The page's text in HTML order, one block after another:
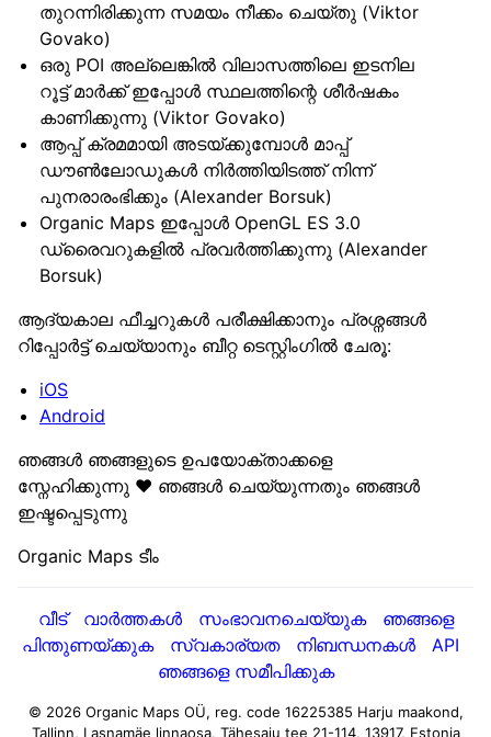
തുറന്നിരിക്കുന്ന സമയം നീക്കം ചെയ്തു (Viktor
Govako)
ഒരു POI അല്ലെങ്കിൽ വിലാസത്തിലെ ഇടനില
റൂട്ട് മാർക്ക് ഇപ്പോൾ സ്ഥലത്തിന്റെ ശീർഷകം
കാണിക്കുന്നു (Viktor Govako)
ആപ്പ് ക്രമമായി അടയ്ക്കുമ്പോൾ മാപ്പ്
ഡൗൺലോഡുകൾ നിർത്തിയിടത്ത് നിന്ന്
പുനരാരംഭിക്കും (Alexander Borsuk)
Organic Maps ഇപ്പോൾ OpenGL ES 3.0
ഡ്രൈവറുകളിൽ പ്രവർത്തിക്കുന്നു (Alexander
Borsuk)
ആദ്യകാല ഫീച്ചറുകൾ പരീക്ഷിക്കാനും പ്രശ്നങ്ങൾ
റിപ്പോർട്ട് ചെയ്യാനും ബീറ്റ ടെസ്റ്റിംഗിൽ ചേരൂ:
iOS
Android
ഞങ്ങൾ ഞങ്ങളുടെ ഉപയോക്താക്കളെ
സ്നേഹിക്കുന്നു ❤️ ഞങ്ങൾ ചെയ്യുന്നതും ഞങ്ങൾ
ഇഷ്ടപ്പെടുന്നു
Organic Maps ടീം
വീട് വാർത്തകൾ സംഭാവനചെയ്യുക
ഞങ്ങളെ
പിന്തുണയ്ക്കുക
സ്വകാര്യത നിബന്ധനകൾ
API
ഞങ്ങളെ സമീപിക്കുക
© 2026 Organic Maps OÜ, reg. code 16225385 Harju maakond,
Tallinn, Lasnamäe linnaosa, Tähesaju tee 21-114, 13917, Estonia